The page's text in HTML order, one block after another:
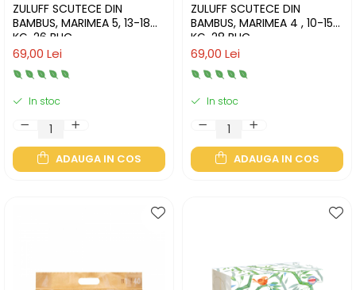
ZULUFF SCUTECE DIN
BAMBUS, MARIMEA 5, 13-18
KG, 26 BUC
69,00 Lei
In stoc
ADAUGA IN COS
ZULUFF SCUTECE DIN
BAMBUS, MARIMEA 4 , 10-15
KG, 28 BUC
69,00 Lei
In stoc
ADAUGA IN COS